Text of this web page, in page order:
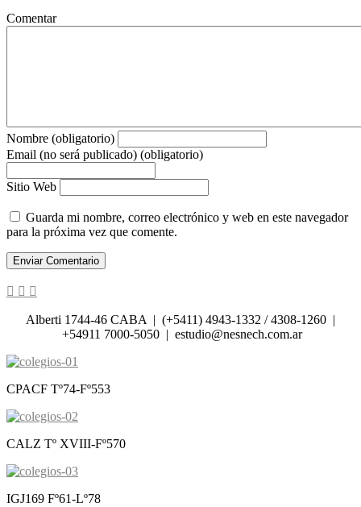
Comentar
Nombre (obligatorio)
Email (no será publicado) (obligatorio)
Sitio Web
Guarda mi nombre, correo electrónico y web en este navegador
para la próxima vez que comente.
Alberti 1744-46 CABA | (+5411) 4943-1332 / 4308-1260 |
+54911 7000-5050 | estudio@nesnech.com.ar
CPACF Tº74-Fº553
CALZ Tº XVIII-Fº570
IGJ169 Fº61-Lº78